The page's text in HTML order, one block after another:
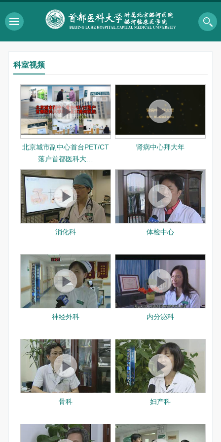
科室视频
北京城市副中心首台PET/CT
落户首都医科大…
肾病中心拜大年
消化科 体检中心
神经外科 内分泌科
骨科 妇产科